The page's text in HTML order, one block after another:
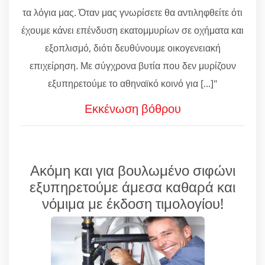
τα λόγια μας. Όταν μας γνωρίσετε θα αντιληφθείτε ότι
έχουμε κάνει επένδυση εκατομμυρίων σε οχήματα και
εξοπλισμό, διότι δευθύνουμε οικογενειακή
επιχείρηση. Με σύγχρονα βυτία που δεν μυρίζουν
εξυπηρετούμε το αθηναϊκό κοινό για [...]"
Εκκένωση βόθρου
Ακόμη και για βουλωμένο σιφώνι
εξυπηρετούμε άμεσα καθαρά και
νόμιμα με έκδοση τιμολογίου!